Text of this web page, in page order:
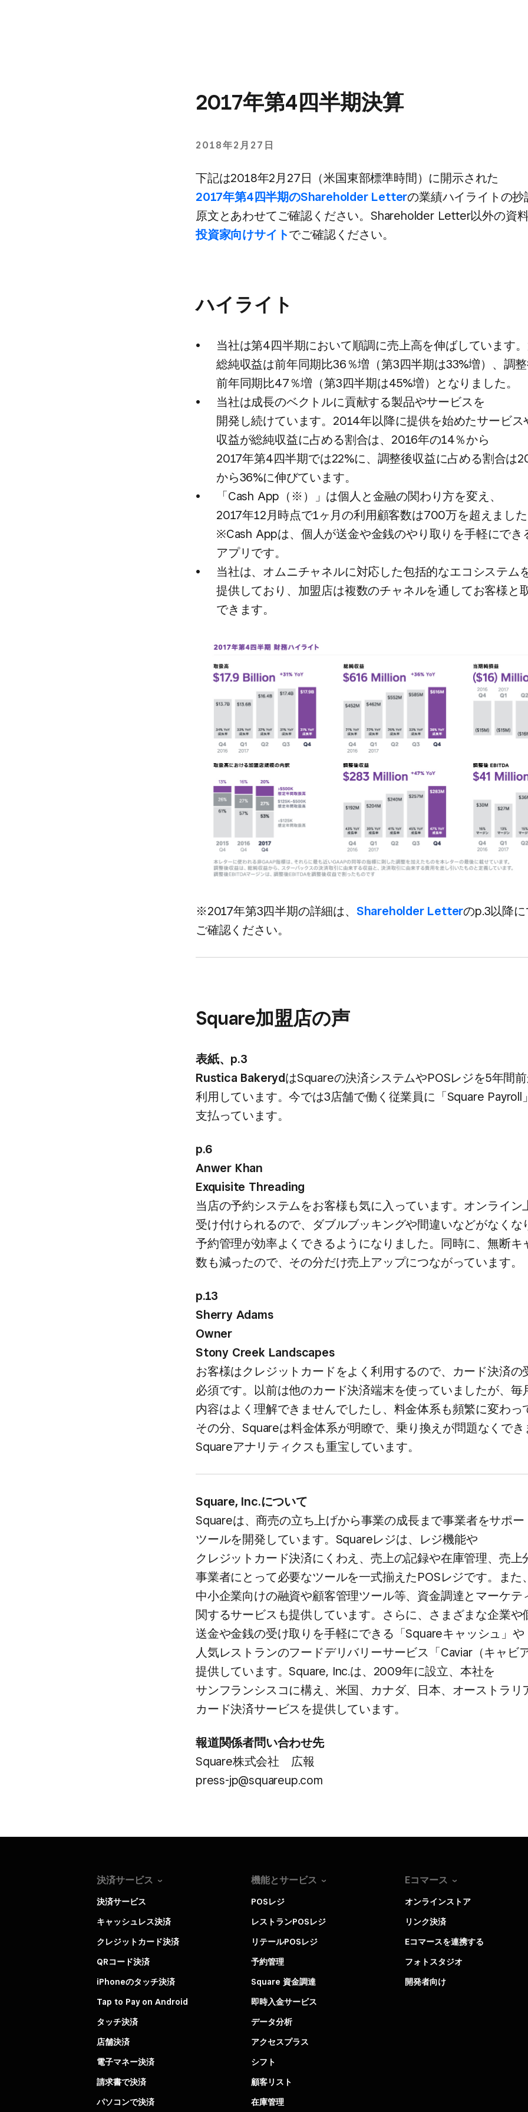
2017年第4四半期決算
2018年2月27日
下記は​2018年2月27日​（米国東部標準時間）に​開示された
2017年第4四半期の​Shareholder Letterの​業績ハイライトの​抄
原文と​あわせて​ご確認ください。​Shareholder Letter以外の​資
投資家向けサイトで​ご確認ください。
ハイライト
当社は​第4四半期に​おいて​順調に​売上高を​伸ばしています
総純収益は​前年同期比36％増​（第3四半期は​33%増）、​調
前年同期比47％増​（第3四半期は​45%増）と​なりました。
当社は​成長の​ベクトルに​貢献する​製品や​サービスを​
開発し続けています。​2014年以降に​提供を​始めた​サービス
収益が​総純収益に​占める​割合は、​2016年の​14％から​
2017年第4四半期では​22%に、​調整後収益に​占める​割合は​
から​36%に​伸びています。
「Cash App​（※）」は​個人と​金融の​関わり方を​変え、​
2017年12月時点で​1ヶ月の​利用顧客数は​700万を​超えまし
※Cash Appは、​個人が​送金や​金銭の​やり取りを​手軽に​でき
アプリです。
当社は、​オムニチャネルに​対応した​包括的な​エコシステム
提供しており、​加盟店は​複数の​チャネルを​通してお客様と​
できます。
※2017年第3四半期の​詳細は、 ​Shareholder Letterの​p.3以降
ご確認ください。
Square加盟店の​声
表紙、​p.3
Rustica Bakerydは​Squareの​決済システムや​POSレジを​5年間
利用しています。​今では​3店舗で​働く​従業員に​「Square Payroll
支払っています。
p.6
Anwer Khan
Exquisite Threading
当店の​予約システムを​お客様も​気に入っています。​オンライン
受け付けられるので、​ダブルブッキングや​間違いなどが​なくな
予約管理が​効率よく​できるようになりました。​同時に、​無断キ
数も​減ったので、​その​分だけ売上アップに​つながっています。
p.13
Sherry Adams
Owner
Stony Creek Landscapes
お客様は​クレジットカードを​よく​利用するので、​カード決済の​
必須です。​以前は​他の​カード決済端末を​使っていましたが、​毎
内容は​よく​理解できませんで​したし、​料金体系も​頻繁に​変わっ
その分、​Squareは​料金体系が​明瞭で、​乗り​換えが​問題なく​でき
Squareアナリティクスも​重宝しています。
Square, Inc.に​ついて
Squareは、​商売の​立ち上げから​事業の​成長まで​事業者を​サポー
ツールを​開発しています。​Squareレジは、​レジ機能や​
クレジットカード決済に​くわえ、​売上の​記録や​在庫管理、​売上
事業者に​とって​必要な​ツールを​一式​揃えた​POSレジです。​また
中小企業向けの​融資や​顧客管理ツール等、​資金調達と​マーケテ
関する​サービスも​提供しています。​さらに、​さまざまな​企業や​
送金や​金銭の​受け取りを​手軽に​できる​「Squareキャッシュ」や​
人気レストランの​フードデリバリーサービス​「Caviar​（キャビ
提供しています。​Square, Inc.は、​2009年に​設立、​本社を​
サンフランシスコに​構え、​米国、​カナダ、​日本、​オーストラリ
カード決済サービスを​提供しています。
報道関係​者問い​合わせ先
Square株式会社 ​広報
press-jp@squareup.com
決済サービス
決済サービス
キャッシュレス決済
クレジットカード決済
QRコード決済
iPhoneのタッチ決済
Tap to Pay on Android
タッチ決済
店舗決済
電子マネー決済
請求書で決済
パソコンで決済
機能とサービス
POSレジ
レストランPOSレジ
リテールPOSレジ
予約管理
Square 資金調達
即時入金サービス
データ分析
アクセスプラス
シフト
顧客リスト
在庫管理
Eコマース
オンラインストア
リンク決済
Eコマースを連携する
フォトスタジオ
開発者向け